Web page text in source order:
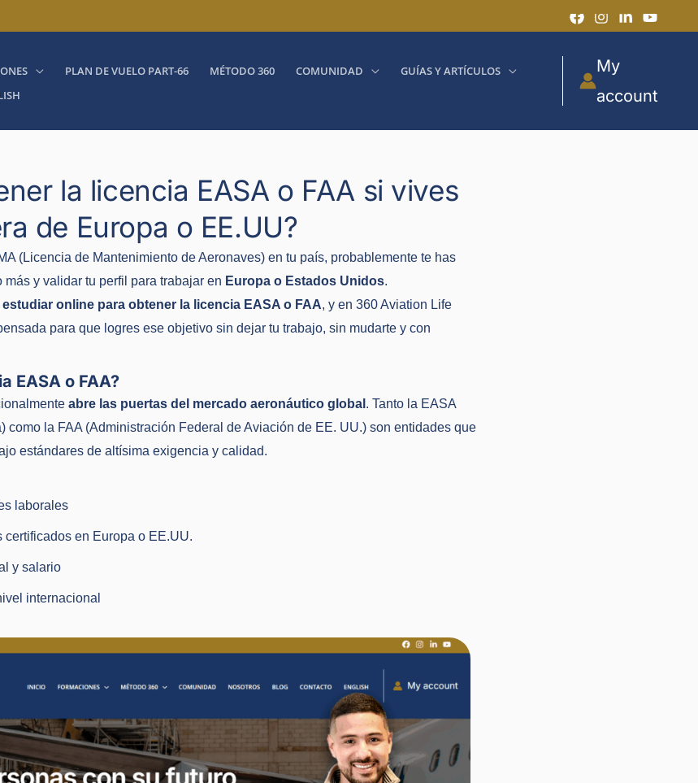
PLAN DE VUELO PART-66 MÉTODO 360 COMUNIDAD
GUÍAS Y ARTÍCULOS
My
account
la licencia EASA o FAA si vives
de Europa o EE.UU?
(Licencia de Mantenimiento de Aeronaves) en tu país, probablemente te has
y validar tu perfil para trabajar en Europa o Estados Unidos.
online para obtener la licencia EASA o FAA, y en 360 Aviation Life
para que logres ese objetivo sin dejar tu trabajo, sin mudarte y con
EASA o FAA?
abre las puertas del mercado aeronáutico global . Tanto la EASA
como la FAA (Administración Federal de Aviación de EE. UU.) son entidades que
estándares de altísima exigencia y calidad.
laborales
en Europa o EE.UU.
y salario
internacional